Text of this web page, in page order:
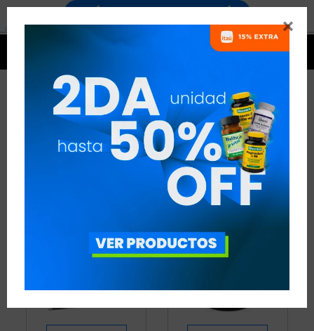

ENERGÍA
NO QUITAR FILTROS
RECOMENDADOS